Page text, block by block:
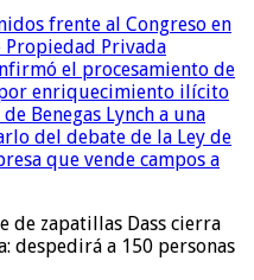
frente al Congreso en
Propiedad Privada
el procesamiento de
por enriquecimiento ilícito
Benegas Lynch a una
del debate de la Ley de
que vende campos a
de zapatillas Dass cierra
despedirá a 150 personas